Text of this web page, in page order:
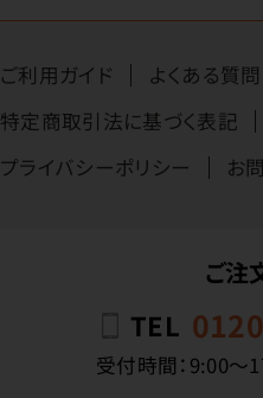
ご利用ガイド よくある質問
特定商取引法に基づく表記
プライバシーポリシー
お
ご注
TEL
受付時間：9:00〜